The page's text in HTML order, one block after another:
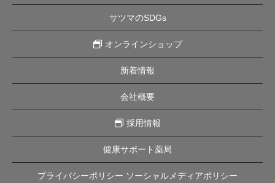
サツマのSDGs
オンラインショップ
新着情報
会社概要
採用情報
健康サポート薬局
プライバシーポリシー ソーシャルメディアポリシー